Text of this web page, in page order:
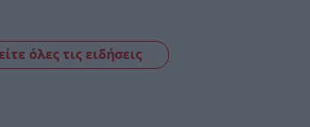
όλες τις ειδήσεις